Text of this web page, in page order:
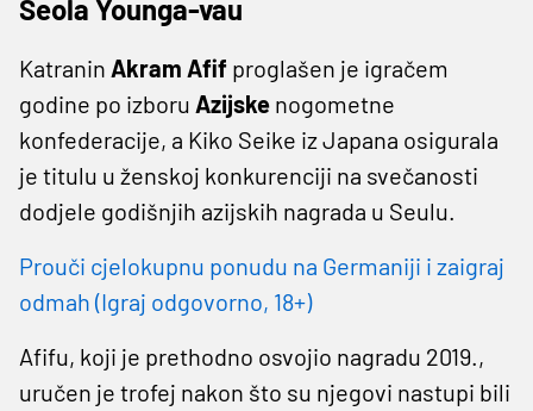
Seola Younga-vau
Katranin Akram Afif proglašen je igračem
godine po izboru Azijske nogometne
konfederacije, a Kiko Seike iz Japana osigurala
je titulu u ženskoj konkurenciji na svečanosti
dodjele godišnjih azijskih nagrada u Seulu.
Prouči cjelokupnu ponudu na Germaniji i zaigraj
odmah (Igraj odgovorno, 18+)
Afifu, koji je prethodno osvojio nagradu 2019.,
uručen je trofej nakon što su njegovi nastupi bili